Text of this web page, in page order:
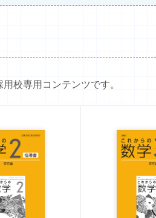
校専用コンテンツです。